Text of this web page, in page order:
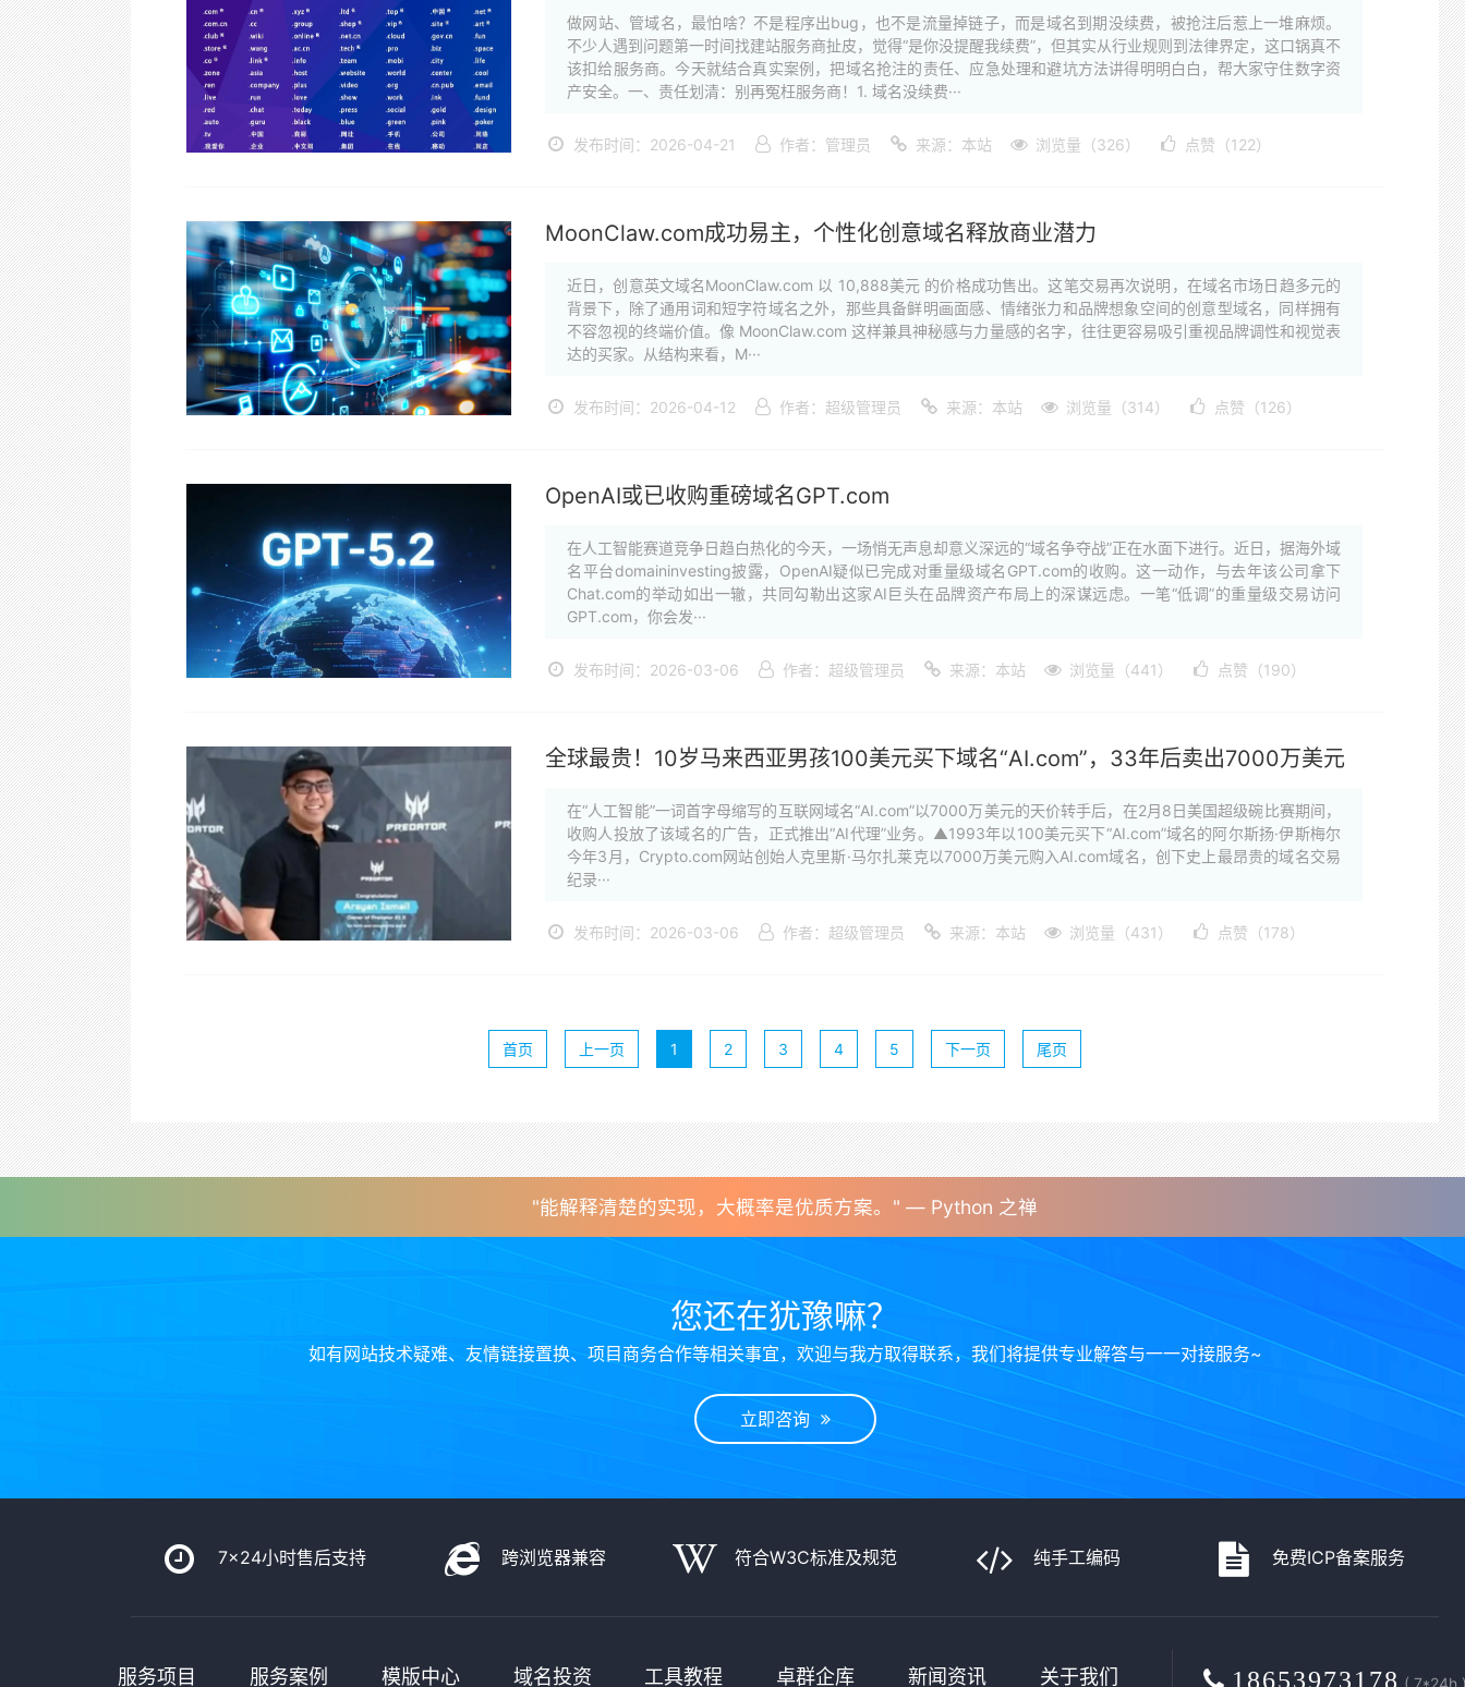
做网站、管域名，最怕啥？不是程序出bug，也不是流量掉链子，而是域名到期没续费，被抢注后惹上一堆麻烦。
不少人遇到问题第一时间找建站服务商扯皮，觉得“是你没提醒我续费”，但其实从行业规则到法律界定，这口锅真不
该扣给服务商。今天就结合真实案例，把域名抢注的责任、应急处理和避坑方法讲得明明白白，帮大家守住数字资
产安全。一、责任划清：别再冤枉服务商！1. 域名没续费···
发布时间：2026-04-21 作者：管理员 来源：本站 浏览量（326） 点赞（122）
MoonClaw.com成功易主，个性化创意域名释放商业潜力
近日，创意英文域名MoonClaw.com 以 10,888美元 的价格成功售出。这笔交易再次说明，在域名市场日趋多元的
背景下，除了通用词和短字符域名之外，那些具备鲜明画面感、情绪张力和品牌想象空间的创意型域名，同样拥有
不容忽视的终端价值。像 MoonClaw.com 这样兼具神秘感与力量感的名字，往往更容易吸引重视品牌调性和视觉表
达的买家。从结构来看，M···
发布时间：2026-04-12 作者：超级管理员 来源：本站 浏览量（314） 点赞（126）
OpenAI或已收购重磅域名GPT.com
在人工智能赛道竞争日趋白热化的今天，一场悄无声息却意义深远的“域名争夺战”正在水面下进行。近日，据海外域
名平台domaininvesting披露，OpenAI疑似已完成对重量级域名GPT.com的收购。这一动作，与去年该公司拿下
Chat.com的举动如出一辙，共同勾勒出这家AI巨头在品牌资产布局上的深谋远虑。一笔“低调”的重量级交易访问
GPT.com，你会发···
发布时间：2026-03-06 作者：超级管理员 来源：本站 浏览量（441） 点赞（190）
全球最贵！10岁马来西亚男孩100美元买下域名“AI.com”，33年后卖出7000万美元
在“人工智能”一词首字母缩写的互联网域名“AI.com”以7000万美元的天价转手后，在2月8日美国超级碗比赛期间，
收购人投放了该域名的广告，正式推出“AI代理”业务。▲1993年以100美元买下“AI.com”域名的阿尔斯扬·伊斯梅尔
今年3月，Crypto.com网站创始人克里斯·马尔扎莱克以7000万美元购入AI.com域名，创下史上最昂贵的域名交易
纪录···
发布时间：2026-03-06 作者：超级管理员 来源：本站 浏览量（431） 点赞（178）
首页 上一页 1 2 3 4 5 下一页 尾页
"能解释清楚的实现，大概率是优质方案。" — Python 之禅
您还在犹豫嘛？
如有网站技术疑难、友情链接置换、项目商务合作等相关事宜，欢迎与我方取得联系，我们将提供专业解答与一一对接服务~
立即咨询
7x24小时售后支持 跨浏览器兼容 符合W3C标准及规范 纯手工编码 免费ICP备案服务
服务项目 服务案例 模版中心 域名投资 工具教程 卓群企库 新闻资讯 关于我们 18653973178 ( 7*24h